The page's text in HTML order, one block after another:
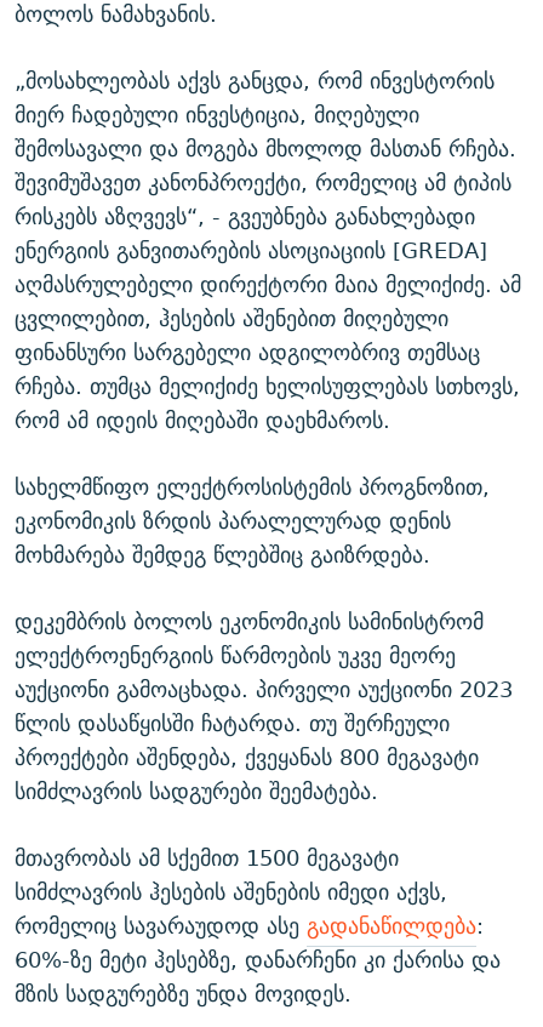
ბოლოს ნამახვანის.
„მოსახლეობას აქვს განცდა, რომ ინვესტორის
მიერ ჩადებული ინვესტიცია, მიღებული
შემოსავალი და მოგება მხოლოდ მასთან რჩება.
შევიმუშავეთ კანონპროექტი, რომელიც ამ ტიპის
რისკებს აზღვევს“, - გვეუბნება განახლებადი
ენერგიის განვითარების ასოციაციის [GREDA]
აღმასრულებელი დირექტორი მაია მელიქიძე. ამ
ცვლილებით, ჰესების აშენებით მიღებული
ფინანსური სარგებელი ადგილობრივ თემსაც
რჩება. თუმცა მელიქიძე ხელისუფლებას სთხოვს,
რომ ამ იდეის მიღებაში დაეხმაროს.
სახელმწიფო ელექტროსისტემის პროგნოზით,
ეკონომიკის ზრდის პარალელურად დენის
მოხმარება შემდეგ წლებშიც გაიზრდება.
დეკემბრის ბოლოს ეკონომიკის სამინისტრომ
ელექტროენერგიის წარმოების უკვე მეორე
აუქციონი გამოაცხადა. პირველი აუქციონი 2023
წლის დასაწყისში ჩატარდა. თუ შერჩეული
პროექტები აშენდება, ქვეყანას 800 მეგავატი
სიმძლავრის სადგურები შეემატება.
მთავრობას ამ სქემით 1500 მეგავატი
სიმძლავრის ჰესების აშენების იმედი აქვს,
რომელიც სავარაუდოდ ასე გადანაწილდება:
60%-ზე მეტი ჰესებზე, დანარჩენი კი ქარისა და
მზის სადგურებზე უნდა მოვიდეს.